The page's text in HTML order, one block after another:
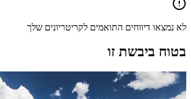
לא נמצאו דיווחים התואמים לקריטריונים שלך
בטוח ביבשת זו